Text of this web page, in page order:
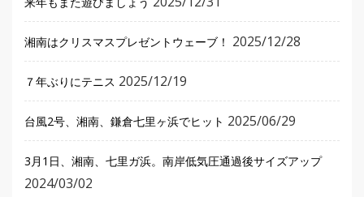
湘南はクリスマスプレゼントウェーブ！ 2025/12/28
７年ぶりにテニス 2025/12/19
台風2号、湘南、鎌倉七里ヶ浜でヒット 2025/06/29
3月1日、湘南、七里ガ浜。南岸低気圧通過後サイズアップ
2024/03/02